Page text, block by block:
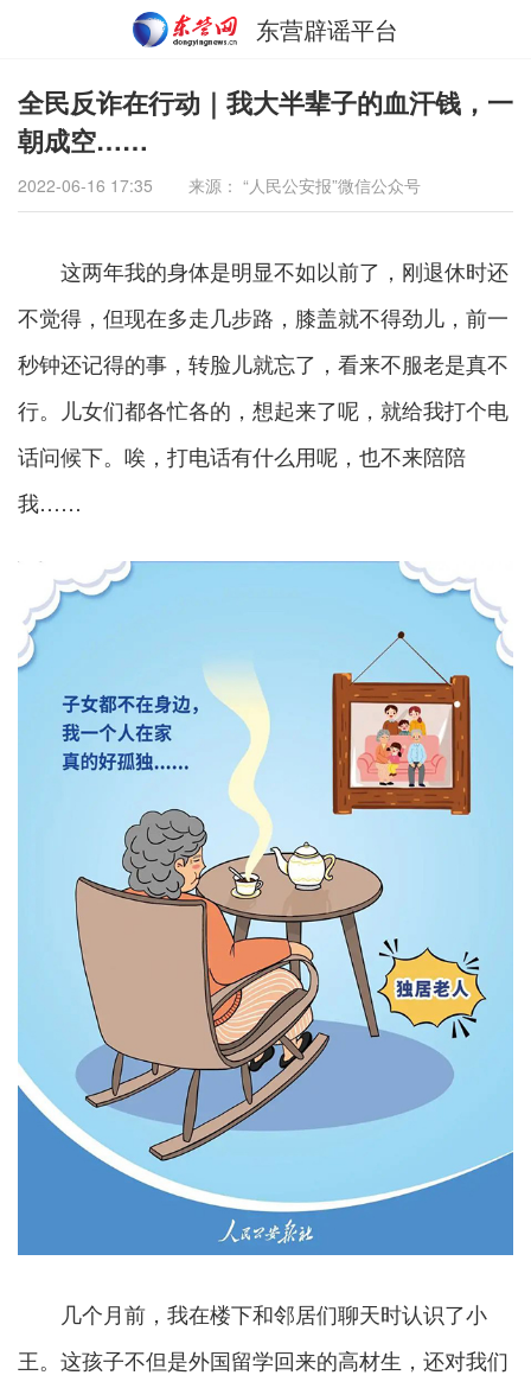
东营辟谣平台
全民反诈在行动｜我大半辈子的血汗钱，一
朝成空……
2022-06-16 17:35 来源： “人民公安报”微信公众号
这两年我的身体是明显不如以前了，刚退休时还
不觉得，但现在多走几步路，膝盖就不得劲儿，前一
秒钟还记得的事，转脸儿就忘了，看来不服老是真不
行。儿女们都各忙各的，想起来了呢，就给我打个电
话问候下。唉，打电话有什么用呢，也不来陪陪
我……
几个月前，我在楼下和邻居们聊天时认识了小
王。这孩子不但是外国留学回来的高材生，还对我们